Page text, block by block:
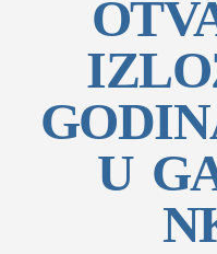
MOJ SDL
prijavaU